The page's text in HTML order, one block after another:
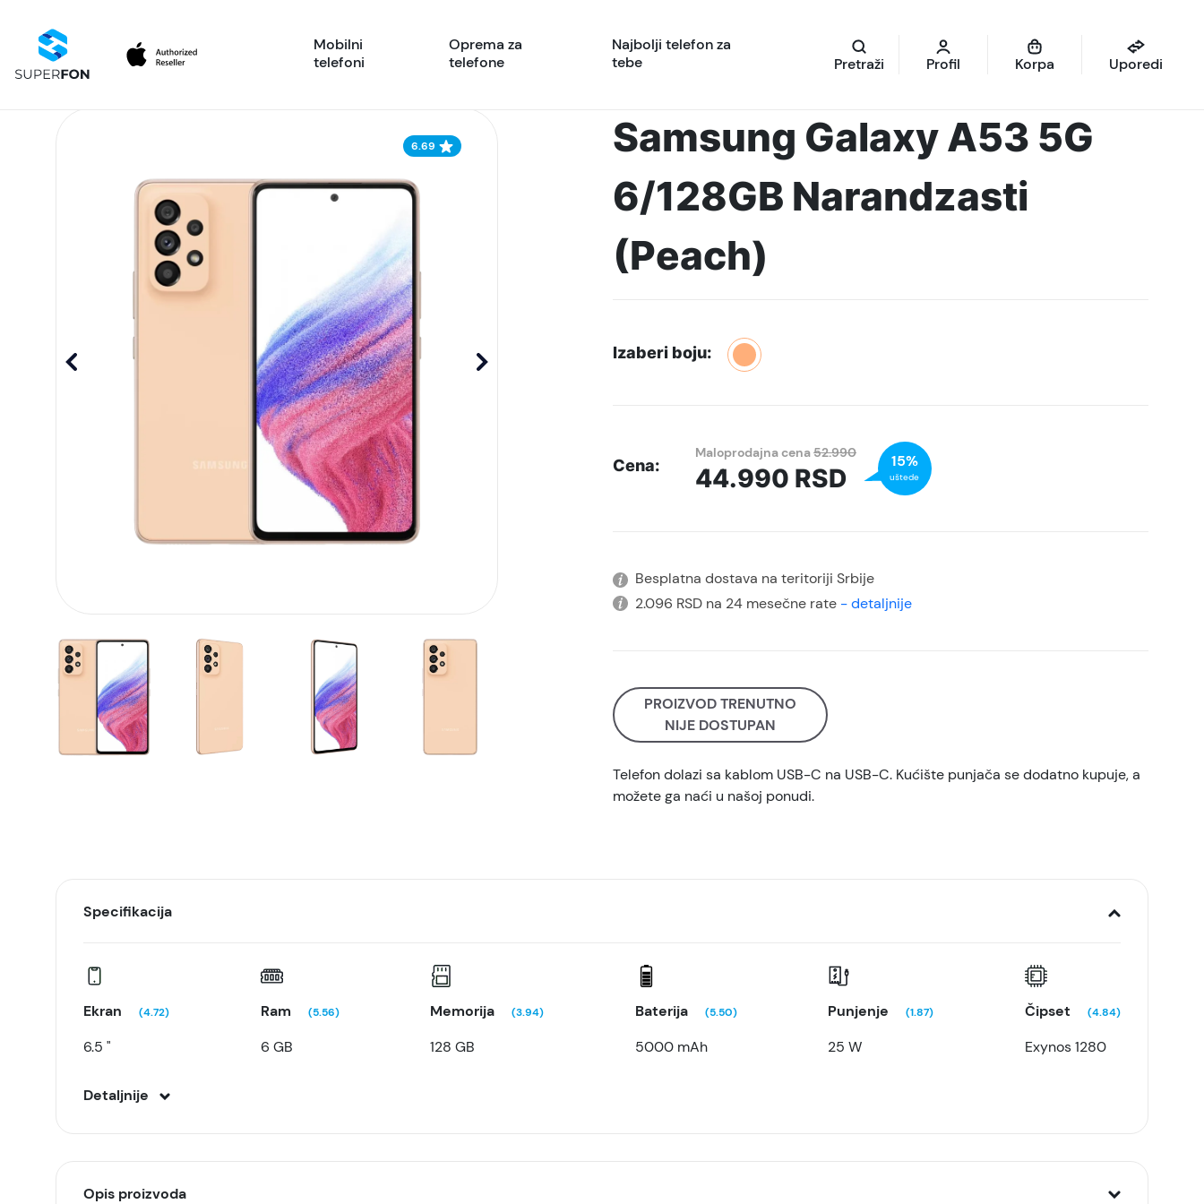
Mobilni
telefoni
Oprema za
telefone
Najbolji telefon za
tebe
Pretraži Profil Korpa Uporedi
6.69
Samsung Galaxy A53 5G
6/128GB Narandzasti
(Peach)
Izaberi boju:
Cena:
Maloprodajna cena52.990
44.990 RSD
15%
uštede
Besplatna dostava na teritoriji Srbije
2.096 RSD na 24 mesečne rate- detaljnije
PROIZVOD TRENUTNO
NIJE DOSTUPAN
Telefon dolazi sa kablom USB-C na USB-C. Kućište punjača se dodatno kupuje, a
možete ga naći u našoj ponudi.
Specifikacija
Ekran (4.72)
6.5 "
Ram (5.56)
6 GB
Memorija (3.94)
128 GB
Baterija (5.50)
5000 mAh
Punjenje (1.87)
25 W
Čipset (4.84)
Exynos 1280
Detaljnije
Opis proizvoda